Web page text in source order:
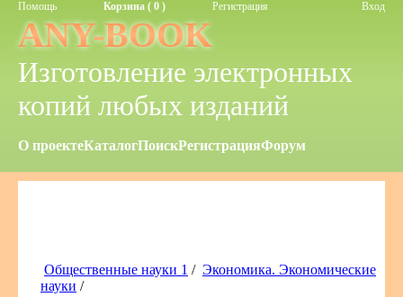
Помощь Корзина ( 0 ) Регистрация Вход
ANY-BOOK
Изготовление электронных
копий любых изданий
О проектеКаталогПоискРегистрацияФорум
Общественные науки 1 / Экономика. Экономические
науки /